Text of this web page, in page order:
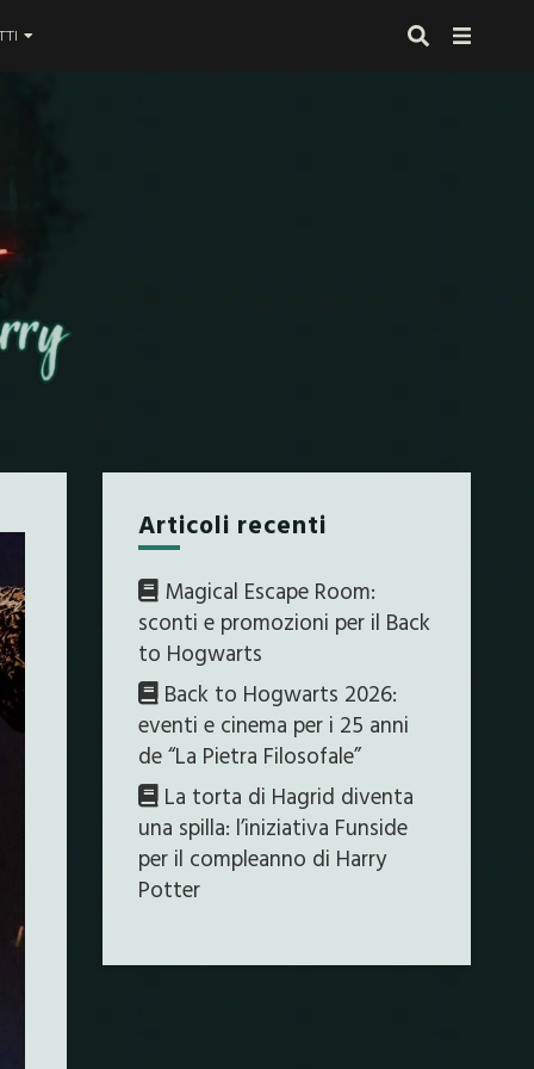
proprio alla fine
Articoli recenti
Magical Escape Room:
sconti e promozioni per il Back
to Hogwarts
Back to Hogwarts 2026:
eventi e cinema per i 25 anni
de “La Pietra Filosofale”
La torta di Hagrid diventa
una spilla: l’iniziativa Funside
per il compleanno di Harry
Potter